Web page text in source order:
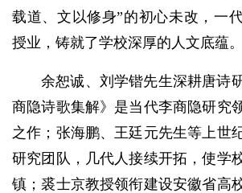
载道、文以修身”的初心未改，一
授业，铸就了学校深厚的人文底蕴。
余恕诚、刘学锴先生深耕唐诗
商隐诗歌集解》是当代李商隐研究
之作；张海鹏、王廷元先生等上世
研究团队，几代人接续开拓，使学
镇；裘士京教授领衔建设安徽省高